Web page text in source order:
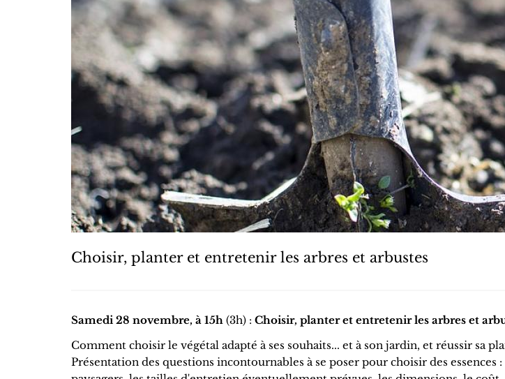
Choisir, planter et entretenir les arbres et arbustes
Samedi 28 novembre, à 15h (3h) : Choisir, planter et entretenir les arbres et
Comment choisir le végétal adapté à ses souhaits... et à son jardin, et réussir sa
Présentation des questions incontournables à se poser pour choisir des essences